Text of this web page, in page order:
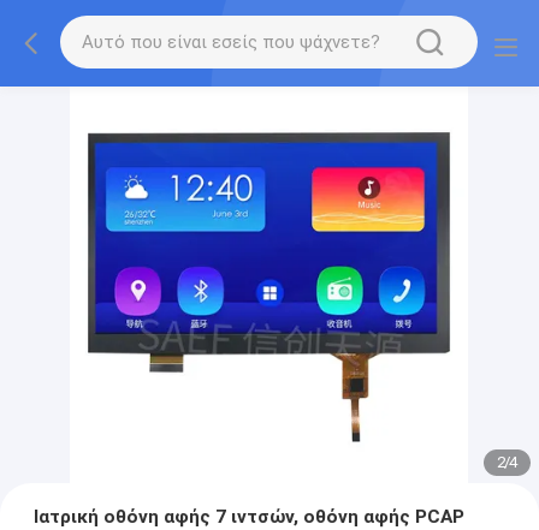
2/4
Ιατρική οθόνη αφής 7 ιντσών, οθόνη αφής PCAP